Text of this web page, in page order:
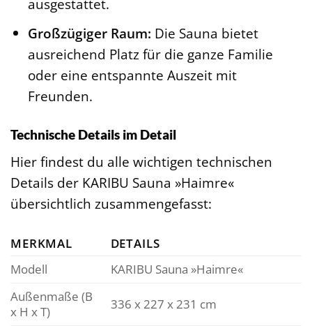
ausgestattet.
Großzügiger Raum: Die Sauna bietet
ausreichend Platz für die ganze Familie
oder eine entspannte Auszeit mit
Freunden.
Technische Details im Detail
Hier findest du alle wichtigen technischen
Details der KARIBU Sauna »Haimre«
übersichtlich zusammengefasst:
MERKMAL
DETAILS
Modell
KARIBU Sauna »Haimre«
Außenmaße (B
x H x T)
336 x 227 x 231 cm